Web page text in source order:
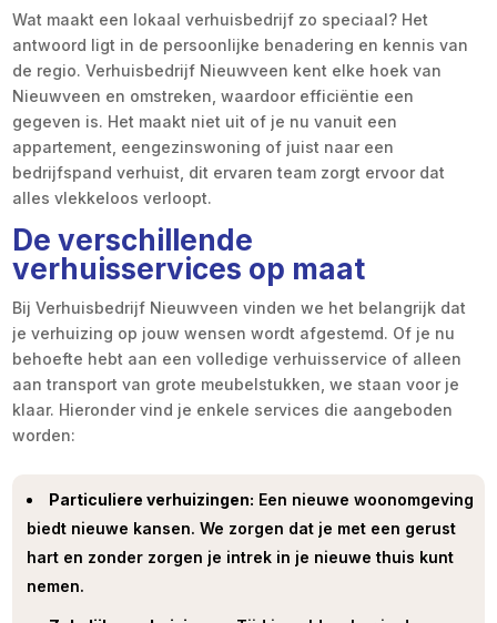
Wat maakt een lokaal verhuisbedrijf zo speciaal? Het
antwoord ligt in de persoonlijke benadering en kennis van
de regio. Verhuisbedrijf Nieuwveen kent elke hoek van
Nieuwveen en omstreken, waardoor efficiëntie een
gegeven is. Het maakt niet uit of je nu vanuit een
appartement, eengezinswoning of juist naar een
bedrijfspand verhuist, dit ervaren team zorgt ervoor dat
alles vlekkeloos verloopt.
De verschillende
verhuisservices op maat
Bij Verhuisbedrijf Nieuwveen vinden we het belangrijk dat
je verhuizing op jouw wensen wordt afgestemd. Of je nu
behoefte hebt aan een volledige verhuisservice of alleen
aan transport van grote meubelstukken, we staan voor je
klaar. Hieronder vind je enkele services die aangeboden
worden:
Particuliere verhuizingen: Een nieuwe woonomgeving
biedt nieuwe kansen. We zorgen dat je met een gerust
hart en zonder zorgen je intrek in je nieuwe thuis kunt
nemen.